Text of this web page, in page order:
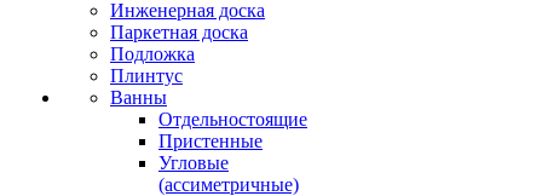
Инженерная доска
Паркетная доска
Подложка
Плинтус
Ванны
Отдельностоящие
Пристенные
Угловые
(ассиметричные)